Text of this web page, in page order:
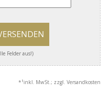
Felder aus!)
* 1 inkl. MwSt.; zzgl. Versandkosten